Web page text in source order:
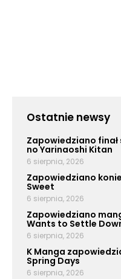
Ostatnie newsy
Zapowiedziano finał
no Yarinaoshi Kitan
6 sierpnia, 2026
Zapowiedziano
Sweet
6 sierpnia, 2026
Zapowiedziano
Wants to Settle
6 sierpnia, 2026
K Manga
Spring Days
6 sierpnia, 2026